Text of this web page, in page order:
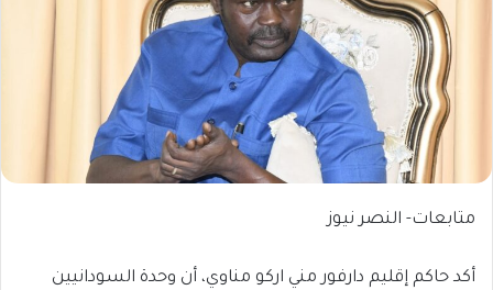
متابعات- النصر نيوز
أكد حاكم إقليم دارفور مني اركو مناوي، أن وحدة السودانيين